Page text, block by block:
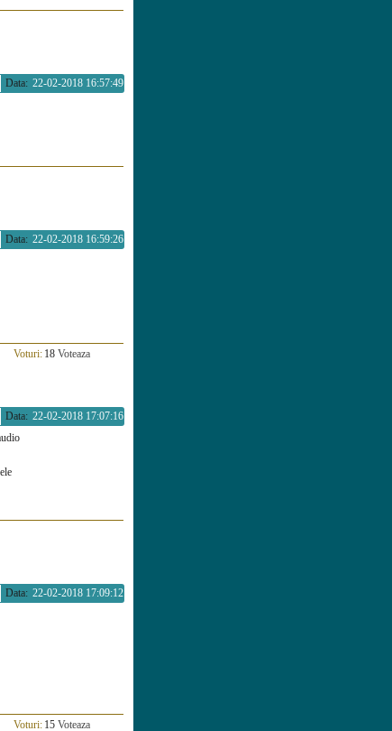
22-02-2018 16:57:49
Data:
22-02-2018 16:59:26
Data:
Voturi: 18 Voteaza
22-02-2018 17:07:16
Data:
22-02-2018 17:09:12
Data:
Voturi: 15 Voteaza